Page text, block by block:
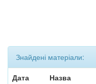
Знайдені матеріали:
Дата
Назва